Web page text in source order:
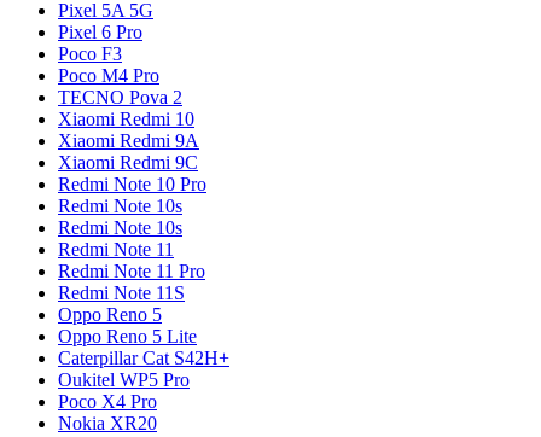
Pixel 5A 5G
Pixel 6 Pro
Poco F3
Poco M4 Pro
TECNO Pova 2
Xiaomi Redmi 10
Xiaomi Redmi 9A
Xiaomi Redmi 9C
Redmi Note 10 Pro
Redmi Note 10s
Redmi Note 10s
Redmi Note 11
Redmi Note 11 Pro
Redmi Note 11S
Oppo Reno 5
Oppo Reno 5 Lite
Caterpillar Cat S42H+
Oukitel WP5 Pro
Poco X4 Pro
Nokia XR20